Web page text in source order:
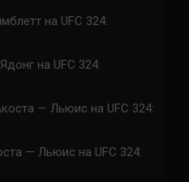
на UFC 324:
на UFC 324:
— Льюис на UFC 324:
— Льюис на UFC 324: